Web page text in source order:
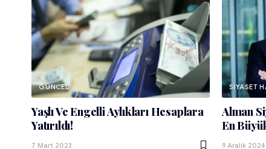
GÜNCEL
Yaşlı Ve Engelli Aylıkları Hesaplara
Yatırıldı!
7 Mart 2023
SIYASET
Alman
En
9 Aralık 2024